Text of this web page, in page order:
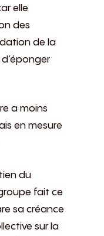
elle
des
de la
a moins
en mesure
du
fait ce
sa créance
sur la